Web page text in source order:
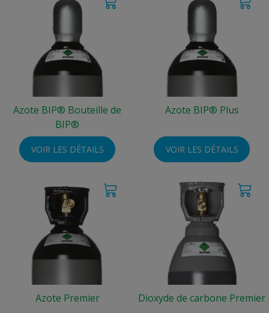
Azote BIP® Bouteille de
BIP®
VOIR LES DÉTAILS
Azote BIP® Plus
VOIR LES DÉTAILS
Azote Premier Dioxyde de carbone Premier